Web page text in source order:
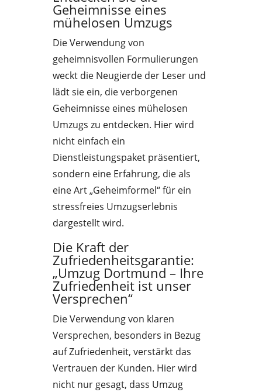
Geheimnisse eines
mühelosen Umzugs
Die Verwendung von
geheimnisvollen Formulierungen
weckt die Neugierde der Leser und
lädt sie ein, die verborgenen
Geheimnisse eines mühelosen
Umzugs zu entdecken. Hier wird
nicht einfach ein
Dienstleistungspaket präsentiert,
sondern eine Erfahrung, die als
eine Art „Geheimformel“ für ein
stressfreies Umzugserlebnis
dargestellt wird.
Die Kraft der
Zufriedenheitsgarantie:
„Umzug Dortmund – Ihre
Zufriedenheit ist unser
Versprechen“
Die Verwendung von klaren
Versprechen, besonders in Bezug
auf Zufriedenheit, verstärkt das
Vertrauen der Kunden. Hier wird
nicht nur gesagt, dass Umzug